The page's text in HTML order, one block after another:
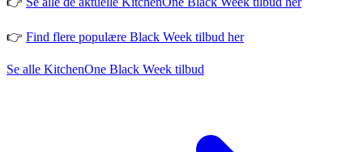
👉 Find flere populære Black Week tilbud her
Se alle KitchenOne Black Week tilbud